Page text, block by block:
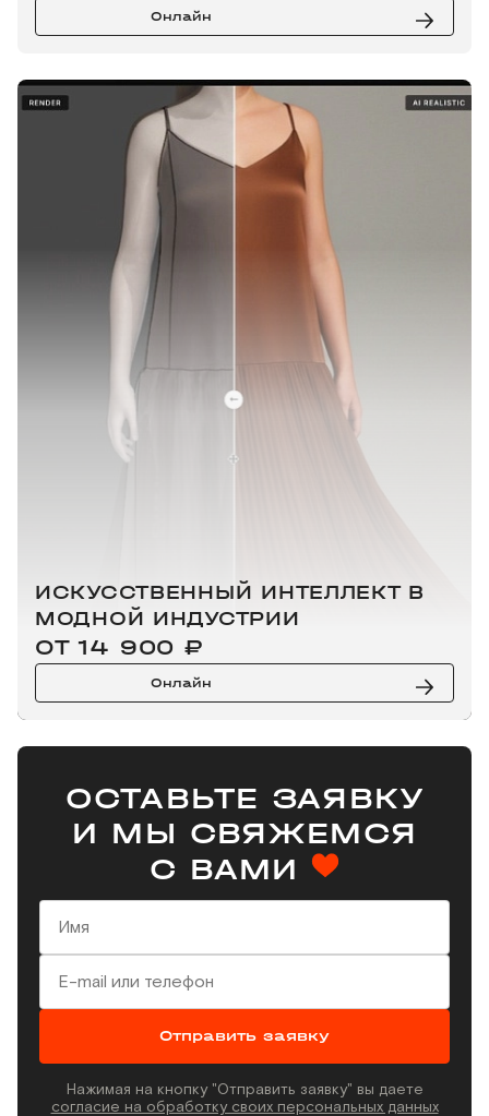
Онлайн
ИСКУССТВЕННЫЙ ИНТЕЛЛЕКТ В
МОДНОЙ ИНДУСТРИИ
ОТ 14 900 ₽
Онлайн
ОСТАВЬТЕ ЗАЯВКУ
И МЫ СВЯЖЕМСЯ
С ВАМИ
Отправить заявку
Нажимая на кнопку "Отправить заявку" вы даете
согласие на обработку своих персональных данных